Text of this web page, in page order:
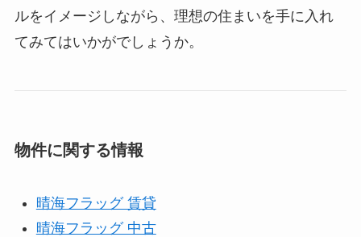
ルをイメージしながら、理想の住まいを手に入れ
てみてはいかがでしょうか。
物件に関する情報
晴海フラッグ 賃貸
晴海フラッグ 中古